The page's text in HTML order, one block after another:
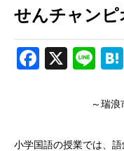
せんチャンピ
X
～瑞
小学国語の授業では、